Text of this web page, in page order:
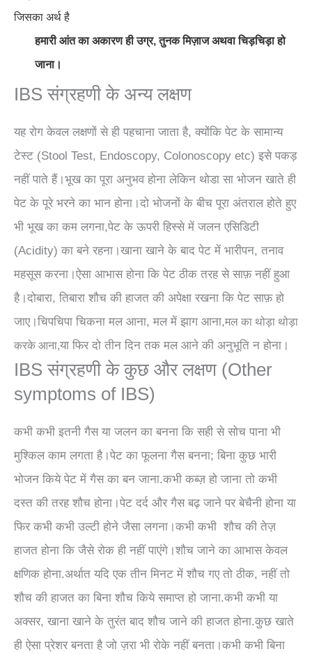
जिसका अर्थ है
हमारी आंत का अकारण ही उग्र, तुनक मिज़ाज अथवा चिड़चिड़ा हो
जाना।
IBS संग्रहणी के अन्य लक्षण
यह रोग केवल लक्षणों से ही पहचाना जाता है, क्योंकि पेट के सामान्य
टेस्ट (Stool Test, Endoscopy, Colonoscopy etc) इसे पकड़
नहीं पाते हैं।भूख का पूरा अनुभव होना लेकिन थोडा सा भोजन खाते ही
पेट के पूरे भरने का भान होना।दो भोजनों के बीच पूरा अंतराल होते हुए
भी भूख का कम लगना,पेट के ऊपरी हिस्से में जलन एसिडिटी
(Acidity) का बने रहना।खाना खाने के बाद पेट में भारीपन, तनाव
महसूस करना।ऐसा आभास होना कि पेट ठीक तरह से साफ़ नहीं हुआ
है।दोबारा, तिबारा शौच की हाजत की अपेक्षा रखना कि पेट साफ़ हो
जाए।चिपचिपा चिकना मल आना, मल में झाग आना,मल का थोड़ा थोड़ा
करके आना,या फिर दो तीन दिन तक मल आने की अनुभूति न होना।
IBS संग्रहणी के कुछ और लक्षण (Other
symptoms of IBS)
कभी कभी इतनी गैस या जलन का बनना कि सही से सोच पाना भी
मुश्किल काम लगता है।पेट का फूलना गैस बनना; बिना कुछ भारी
भोजन किये पेट में गैस का बन जाना.कभी कब्ज़ हो जाना तो कभी
दस्त की तरह शौच होना।पेट दर्द और गैस बढ़ जाने पर बेचैनी होना या
फिर कभी कभी उल्टी होने जैसा लगना।कभी कभी शौच की तेज़
हाजत होना कि जैसे रोक ही नहीं पाएंगे।शौच जाने का आभास केवल
क्षणिक होना.अर्थात यदि एक तीन मिनट में शौच गए तो ठीक, नहीं तो
शौच की हाजत का बिना शौच किये समाप्त हो जाना.कभी कभी या
अक्सर, खाना खाने के तुरंत बाद शौच जाने की हाजत होना.कुछ खाते
ही ऐसा प्रेशर बनता है जो ज़रा भी रोके नहीं बनता।कभी कभी बिना